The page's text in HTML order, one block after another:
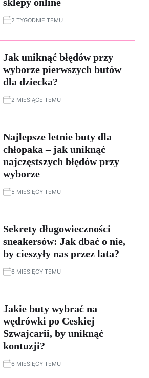
2 TYGODNIE TEMU
Jak uniknąć błędów przy
wyborze pierwszych butów
dla dziecka?
2 MIESIĄCE TEMU
Najlepsze letnie buty dla
chłopaka – jak uniknąć
najczęstszych błędów przy
wyborze
5 MIESIĘCY TEMU
Sekrety długowieczności
sneakersów: Jak dbać o nie,
by cieszyły nas przez lata?
6 MIESIĘCY TEMU
Jakie buty wybrać na
wędrówki po Ceskiej
Szwajcarii, by uniknąć
kontuzji?
6 MIESIĘCY TEMU